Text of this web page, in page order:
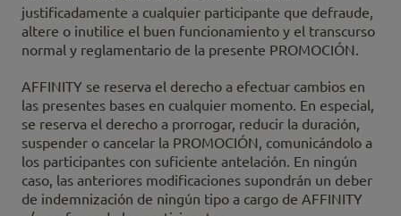
justificadamente a cualquier participante que defraude,
altere o inutilice el buen funcionamiento y el transcurso
normal y reglamentario de la presente PROMOCIÓN.
AFFINITY se reserva el derecho a efectuar cambios en
las presentes bases en cualquier momento. En especial,
se reserva el derecho a prorrogar, reducir la duración,
suspender o cancelar la PROMOCIÓN, comunicándolo a
los participantes con suficiente antelación. En ningún
caso, las anteriores modificaciones supondrán un deber
de indemnización de ningún tipo a cargo de AFFINITY